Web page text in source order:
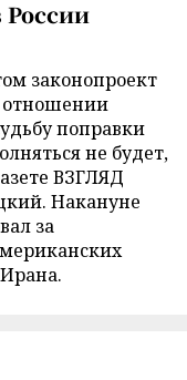
России
законопроект
отношении
поправки
не будет,
ВЗГЛЯД
Накануне
за